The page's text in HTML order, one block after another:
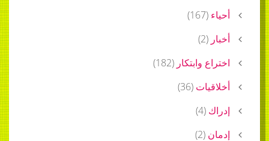
أحياء (
167
)
أخبار (
2
)
اختراع وابتكار (
182
)
أخلاقيات (
36
)
إدراك (
4
)
إدمان (
2
)